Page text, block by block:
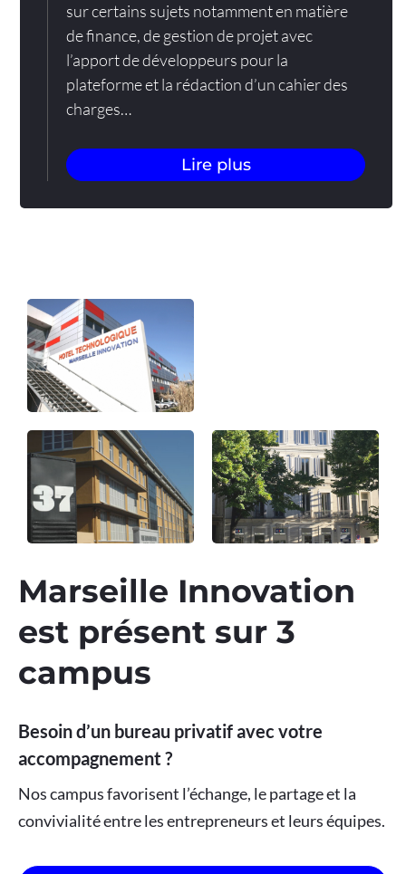
sur certains sujets notamment en matière
de finance, de gestion de projet avec
l’apport de développeurs pour la
plateforme et la rédaction d’un cahier des
charges…
Lire plus
Marseille Innovation
est présent sur 3
campus
Besoin d’un bureau privatif avec votre
accompagnement ?
Nos campus favorisent l’échange, le partage et la
convivialité entre les entrepreneurs et leurs équipes.